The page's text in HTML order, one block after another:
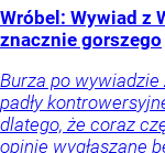
Wróbel: Wywiad z
znacznie gorszego
Burza po wywiadzie
padły
dlatego, że coraz
opinie wygłaszane